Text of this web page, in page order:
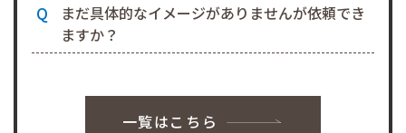
まだ具体的なイメージがありませんが依頼でき
ますか？
一覧はこちら